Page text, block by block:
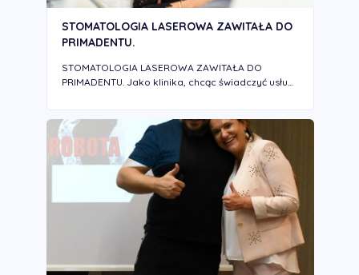
STOMATOLOGIA LASEROWA ZAWITAŁA DO
PRIMADENTU.
STOMATOLOGIA LASEROWA ZAWITAŁA DO
PRIMADENTU. Jako klinika, chcąc świadczyć usłu...